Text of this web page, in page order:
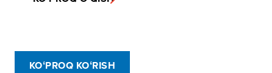
KOʻPROQ KOʻRISH